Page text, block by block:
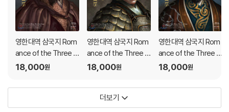
영한대역 삼국지 Rom
ance of the Three Ki
ngdoms 20 (큰글자
18,000원
영한대역 삼국지 Rom
ance of the Three Ki
ngdoms 19 (큰글자
18,000원
영한대역 삼국지 Rom
ance of the Three Ki
ngdoms 17 (큰글자
18,000원
더보기